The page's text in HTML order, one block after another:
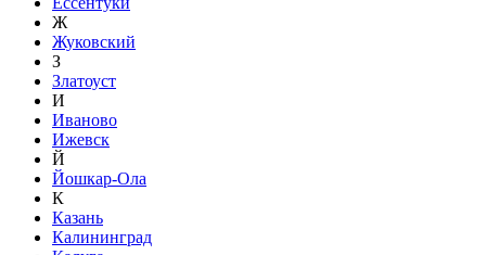
Ж
Жуковский
З
Златоуст
И
Иваново
Ижевск
Й
Йошкар-Ола
К
Казань
Калининград